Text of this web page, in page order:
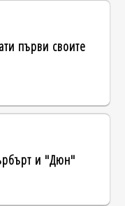
първи своите
и "Дюн"